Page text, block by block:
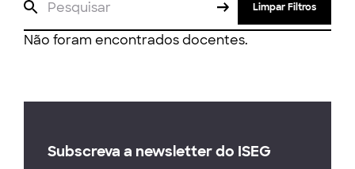
Limpar Filtros
Não foram encontrados docentes.
Subscreva a newsletter do ISEG